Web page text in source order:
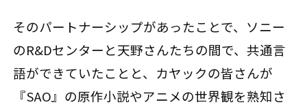
そのパートナーシップがあったことで、ソニー
のR&Dセンターと天野さんたちの間で、共通言
語ができていたことと、カヤックの皆さんが
『SAO』の原作小説やアニメの世界観を熟知さ